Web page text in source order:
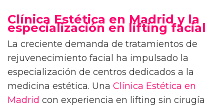
Clínica Estética en Madrid y la
especialización en lifting facial
La creciente demanda de tratamientos de
rejuvenecimiento facial ha impulsado la
especialización de centros dedicados a la
medicina estética. Una Clínica Estética en
Madrid con experiencia en lifting sin cirugía